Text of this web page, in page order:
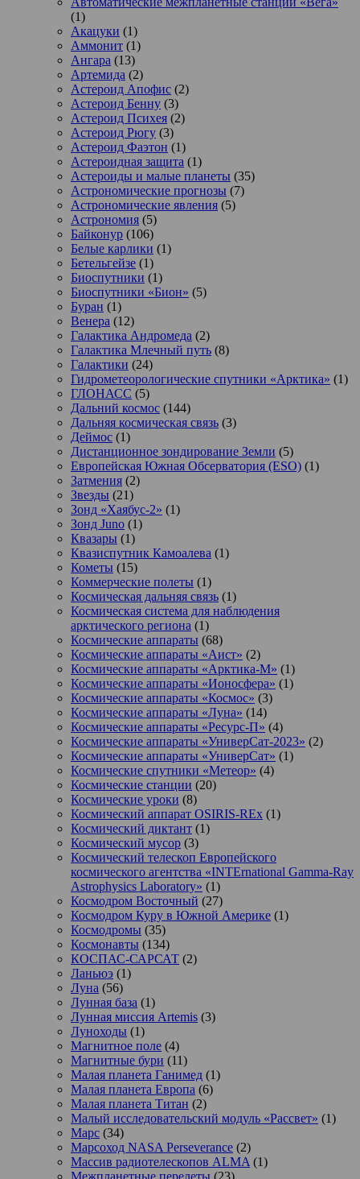
(1)
Акацуки (1)
Аммонит (1)
Ангара (13)
Артемида (2)
Астероид Апофис (2)
Астероид Бенну (3)
Астероид Психея (2)
Астероид Рюгу (3)
Астероид Фаэтон (1)
Астероидная защита (1)
Астероиды и малые планеты (35)
Астрономические прогнозы (7)
Астрономические явления (5)
Астрономия (5)
Байконур (106)
Белые карлики (1)
Бетельгейзе (1)
Биоспутники (1)
Биоспутники «Бион» (5)
Буран (1)
Венера (12)
Галактика Андромеда (2)
Галактика Млечный путь (8)
Галактики (24)
Гидрометеорологические спутники «Арктика» (1)
ГЛОНАСС (5)
Дальний космос (144)
Дальняя космическая связь (3)
Деймос (1)
Дистанционное зондирование Земли (5)
Европейская Южная Обсерватория (ESO) (1)
Затмения (2)
Звезды (21)
Зонд «Хаябус-2» (1)
Зонд Juno (1)
Квазары (1)
Квазиспутник Камоалева (1)
Кометы (15)
Коммерческие полеты (1)
Космическая дальняя связь (1)
Космическая система для наблюдения
арктического региона (1)
Космические аппараты (68)
Космические аппараты «Аист» (2)
Космические аппараты «Арктика-М» (1)
Космические аппараты «Ионосфера» (1)
Космические аппараты «Космос» (3)
Космические аппараты «Луна» (14)
Космические аппараты «Ресурс-П» (4)
Космические аппараты «УниверСат-2023» (2)
Космические аппараты «УниверСат» (1)
Космические спутники «Метеор» (4)
Космические станции (20)
Космические уроки (8)
Космический аппарат OSIRIS-REx (1)
Космический диктант (1)
Космический мусор (3)
Космический телескоп Европейского
космического агентства «INTErnational Gamma-Ray
Astrophysics Laboratory» (1)
Космодром Восточный (27)
Космодром Куру в Южной Америке (1)
Космодромы (35)
Космонавты (134)
КОСПАС-САРСАТ (2)
Ланьюэ (1)
Луна (56)
Лунная база (1)
Лунная миссия Artemis (3)
Луноходы (1)
Магнитное поле (4)
Магнитные бури (11)
Малая планета Ганимед (1)
Малая планета Европа (6)
Малая планета Титан (2)
Малый исследовательский модуль «Рассвет» (1)
Марс (34)
Марсоход NASA Perseverance (2)
Массив радиотелескопов ALMA (1)
Межпланетные перелеты (23)